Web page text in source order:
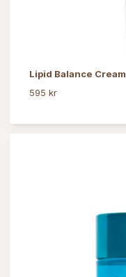
Lipid Balance Cream
595 kr